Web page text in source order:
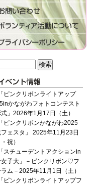
「ピンクリボンライトアップ
かながわフォトコンテスト
」2026年1月17日（土）
「ピンクリボンかながわ2025
ェスタ」 2025年11月23日
・祝）
「スチューデントアクションin
女子大」－ピンクリボン♡フ
ラム－2025年11月1日（土）
「ピンクリボンライトアップフ